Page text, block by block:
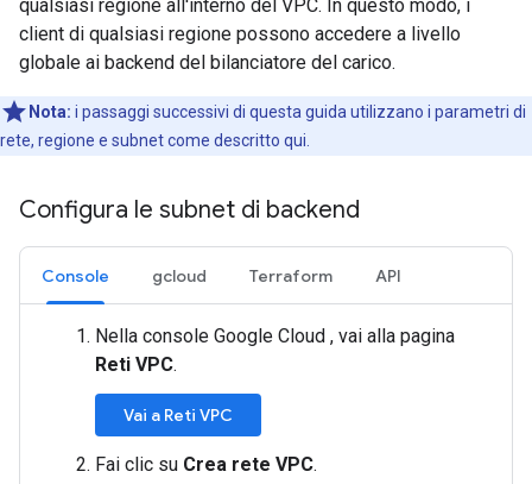
qualsiasi regione all'interno del VPC. In questo modo, i
client di qualsiasi regione possono accedere a livello
globale ai backend del bilanciatore del carico.
Nota: i passaggi successivi di questa guida utilizzano i parametri di
rete, regione e subnet come descritto qui.
Configura le subnet di backend
Console gcloud Terraform API
Nella console Google Cloud , vai alla pagina
Reti VPC.
Vai a Reti VPC
Fai clic su Crea rete VPC.